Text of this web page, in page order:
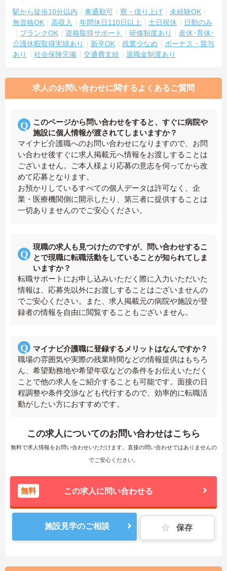
駅から徒歩10分以内 車通勤可 寮・借り上げ
未経験OK
無資格OK
高収入 年間休日110日以上 土日祝休
日勤のみ
ブランクOK
資格取得サポート 研修制度あり
産休･育休･
介護休暇取得実績あり
新卒OK 残業少なめ
ボーナス・賞与
あり
社会保険完備 交通費支給 退職金制度あり
求人のお問い合わせに関するよくあるご質問
このページから問い合わせをすると、すぐに病院や
施設に個人情報が渡されてしまいますか？
マイナビ介護職へのお問い合わせになりますので、お問
い合わせ後すぐに求人掲載元へ情報をお渡しすることは
ございません。ご本人様より応募の意志を伺ってから改
めて応募となります。
お預かりしているすべての個人データは許可なく、企
業・医療機関側に開示したり、第三者に提供することは
一切ありませんのでご安心ください。
現職の求人も見つけたのですが、問い合わせするこ
とで現職に転職活動をしていることが知られてしま
いますか？
転職サポートにお申し込みいただく際に入力いただいた
情報は、応募先以外にお渡しすることはございませんの
でご安心ください。また、求人掲載元の病院や施設が登
録者の情報を自由に閲覧することもございません。
マイナビ介護職に登録するメリットはなんですか？
職場の雰囲気や実際の残業時間などの情報提供はもちろ
ん、希望勤務地や希望年収などの条件をお伝えいただく
ことで他の求人をご紹介することも可能です。面接の日
程調整や条件交渉なども代行するので、効率的に転職活
動がしたい方におすすめです。
この求人についてのお問い合わせはこちら
無料で求人情報をお問い合わせいただけます。直接の問い合わせではありませんの
でご安心ください。
無料 この求人に問い合わせる
施設見学のご相談 保存